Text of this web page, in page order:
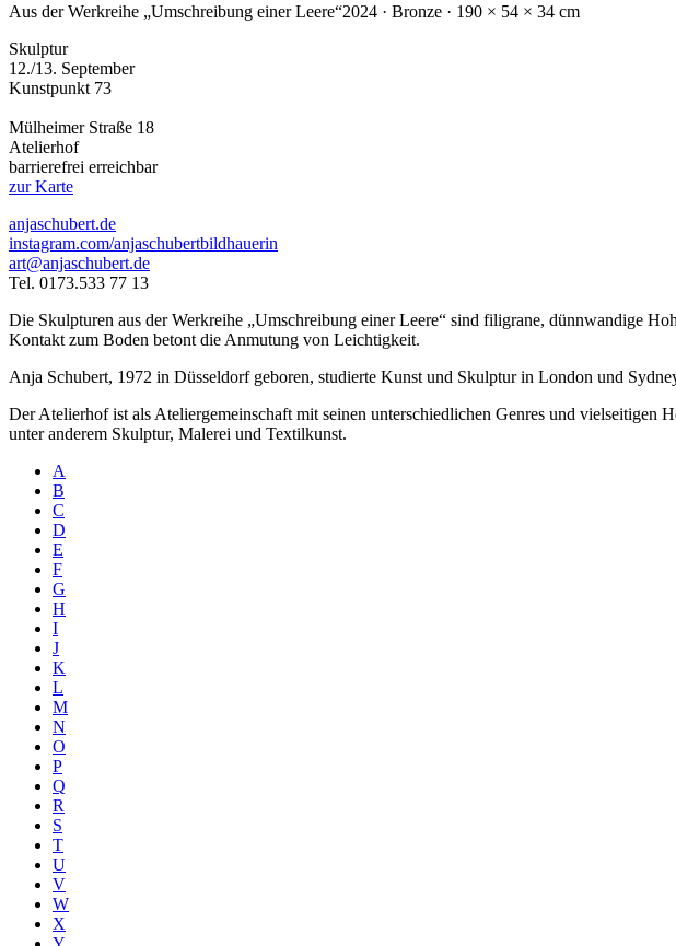
Aus der Werkreihe „Umschreibung einer Leere“2024 · Bronze · 190 × 54 × 34 cm
Skulptur
12./13. September
Kunstpunkt 73
Mülheimer Straße 18
Atelierhof
barrierefrei erreichbar
zur Karte
anjaschubert.de
instagram.com/anjaschubertbildhauerin
art@anjaschubert.de
Tel. 0173.533 77 13
Die Skulpturen aus der Werkreihe „Umschreibung einer Leere“ sind filigrane, dünnwandige
Kontakt zum Boden betont die Anmutung von Leichtigkeit.
Anja Schubert, 1972 in Düsseldorf geboren, studierte Kunst und Skulptur in London und
Der Atelierhof ist als Ateliergemeinschaft mit seinen unterschiedlichen Genres und
unter anderem Skulptur, Malerei und Textilkunst.
A
B
C
D
E
F
G
H
I
J
K
L
M
N
O
P
Q
R
S
T
U
V
W
X